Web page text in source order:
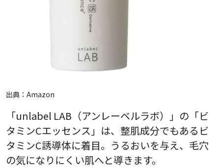
出典： Amazon
「unlabel LAB（アンレーベルラボ）」の「ビ
タミンCエッセンス」は、整肌成分でもあるビ
タミンC誘導体に着目。うるおいを与え、毛穴
の気になりにくい肌へと導きます。